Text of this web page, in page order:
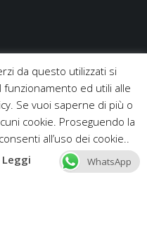
da questo utilizzati si
funzionamento ed utili alle
Se vuoi saperne di più o
cookie. Proseguendo la
all’uso dei cookie..
Leggi WhatsApp